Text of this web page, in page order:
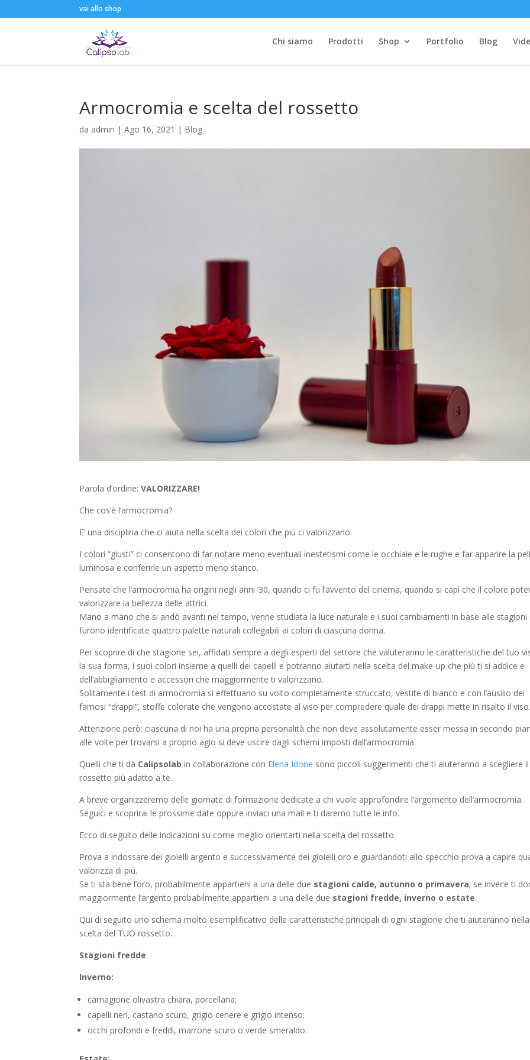
vai allo shop
Chi siamo Prodotti Shop Portfolio Blog
Armocromia e scelta del rossetto
da admin |Ago 16, 2021 | Blog
Parola d’ordine:VALORIZZARE!
Che cos’è l’armocromia?
E’ una disciplina che ci aiuta nella scelta dei colori che più ci valorizzano.
I colori “giusti” ci consentono di far notare meno eventuali inestetismi come le occhiaie e le rughe e far apparire la
luminosa e conferirle un aspetto meno stanco.
Pensate che l’armocromia ha origini negli anni ’30, quando ci fu l’avvento del cinema, quando si capì che il colore
valorizzare la bellezza delle attrici.
Mano a mano che si andò avanti nel tempo, venne studiata la luce naturale e i suoi cambiamenti in base alle stagioni
furono identificate quattro palette naturali collegabili ai colori di ciascuna donna.
Per scoprire di che stagione sei, affidati sempre a degli esperti del settore che valuteranno le caratteristiche del tuo
la sua forma, i suoi colori insieme a quelli dei capelli e potranno aiutarti nella scelta del make-up che più ti si addice e
dell’abbigliamento e accessori che maggiormente ti valorizzano.
Solitamente i test di armocromia si effettuano su volto completamente struccato, vestite di bianco e con l’ausilio dei
famosi “drappi”, stoffe colorate che vengono accostate al viso per compredere quale dei drappi mette in risalto il viso.
Attenzione però: ciascuna di noi ha una propria personalità che non deve assolutamente esser messa in secondo
alle volte per trovarsi a proprio agio si deve uscire dagli schemi imposti dall’armocromia.
Quelli che ti dà Calipsolab in collaborazione con Elena Idone sono piccoli suggerimenti che ti aiuteranno a scegliere il
rossetto più adatto a te.
A breve organizzeremo delle giornate di formazione dedicate a chi vuole approfondire l’argomento dell’armocromia.
Seguici e scoprirai le prossime date oppure inviaci una mail e ti daremo tutte le info.
Ecco di seguito delle indicazioni su come meglio orientarti nella scelta del rossetto.
Prova a indossare dei gioielli argento e successivamente dei gioielli oro e guardandoti allo specchio prova a capire
valorizza di più.
Se ti sta bene l’oro, probabilmente appartieni a una delle due stagioni calde, autunno o primavera; se invece ti
maggiormente l’argento probabilmente appartieni a una delle due stagioni fredde, inverno o estate.
Qui di seguito uno schema molto esemplificativo delle caratteristiche principali di ogni stagione che ti aiuteranno nella
scelta del TUO rossetto.
Stagioni fredde
Inverno:
carnagione olivastra chiara, porcellana;
capelli neri, castano scuro, grigio cenere e grigio intenso;
occhi profondi e freddi, marrone scuro o verde smeraldo.